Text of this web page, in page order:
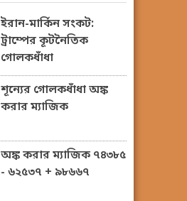
ইরান-মার্কিন সংকট:
ট্রাম্পের কূটনৈতিক
গোলকধাঁধা
শূন্যের গোলকধাঁধা অঙ্ক
করার ম্যাজিক
অঙ্ক করার ম্যাজিক ৭৪৩৮৫
- ৬২৫৩৭ + ৯৮৬৬৭